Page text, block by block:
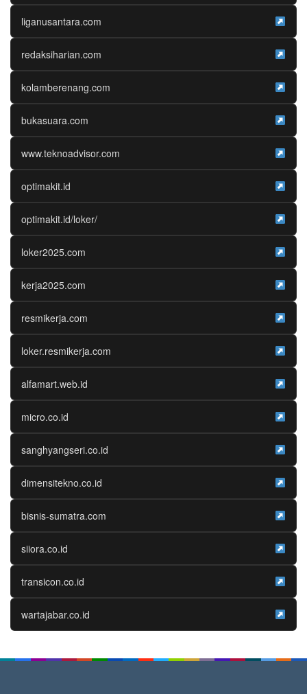
liganusantara.com
redaksiharian.com
kolamberenang.com
bukasuara.com
www.teknoadvisor.com
optimakit.id
optimakit.id/loker/
loker2025.com
kerja2025.com
resmikerja.com
loker.resmikerja.com
alfamart.web.id
micro.co.id
sanghyangseri.co.id
dimensitekno.co.id
bisnis-sumatra.com
siiora.co.id
transicon.co.id
wartajabar.co.id